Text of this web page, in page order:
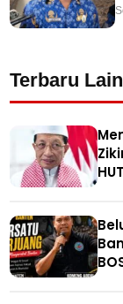
Terbaru